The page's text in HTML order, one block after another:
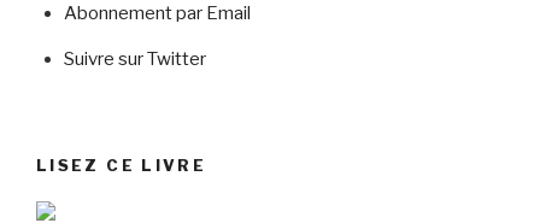
Abonnement par Email
Suivre sur Twitter
LISEZ CE LIVRE